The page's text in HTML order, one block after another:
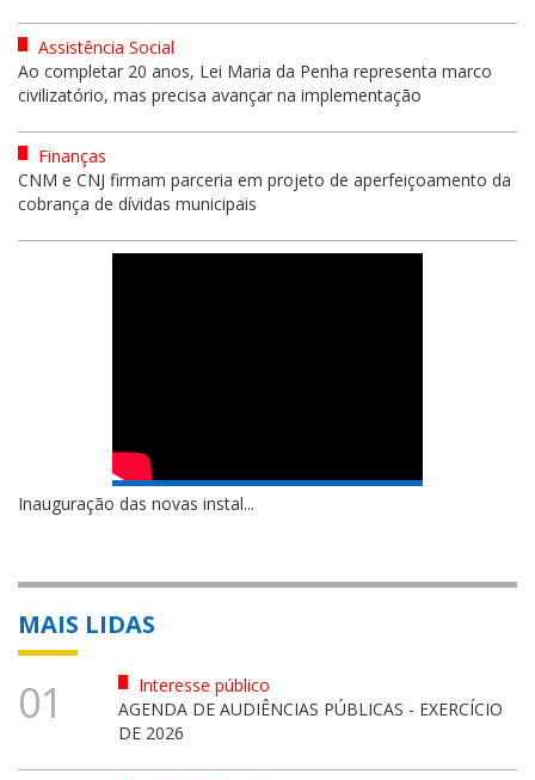
Assistência Social
Ao completar 20 anos, Lei Maria da Penha representa marco
civilizatório, mas precisa avançar na implementação
Finanças
CNM e CNJ firmam parceria em projeto de aperfeiçoamento da
cobrança de dívidas municipais
Inauguração das novas instal...
MAIS LIDAS
01
Interesse público
AGENDA DE AUDIÊNCIAS PÚBLICAS - EXERCÍCIO
DE 2026